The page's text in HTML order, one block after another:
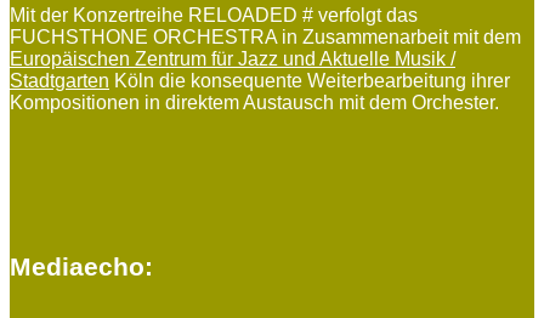
Mit der Konzertreihe RELOADED # verfolgt das
FUCHSTHONE ORCHESTRA in Zusammenarbeit mit dem
Europäischen Zentrum für Jazz und Aktuelle Musik /
Stadtgarten Köln die konsequente Weiterbearbeitung ihrer
Kompositionen in direktem Austausch mit dem Orchester.
Mediaecho: